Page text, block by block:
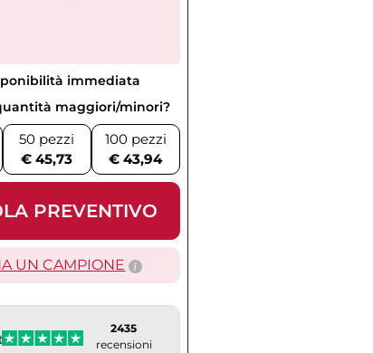
immediata
maggiori/minori?
50 pezzi
€ 45,73
100 pezzi
€ 43,94
PREVENTIVO
UN CAMPIONE
2435
recensioni